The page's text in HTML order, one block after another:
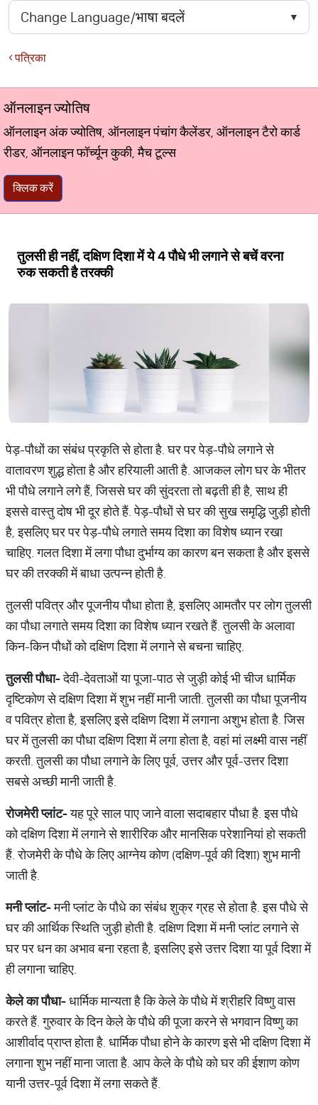
पत्रिका
ऑनलाइन ज्योतिष
ऑनलाइन अंक ज्योतिष, ऑनलाइन पंचांग कैलेंडर, ऑनलाइन टैरो कार्ड
रीडर, ऑनलाइन फॉर्च्यून कुकी, मैच टूल्स
क्लिक करें
तुलसी ही नहीं, दक्षिण दिशा में ये 4 पौधे भी लगाने से बचें वरना
रुक सकती है तरक्की
पेड़-पौधों का संबंध प्रकृति से होता है. घर पर पेड़-पौधे लगाने से
वातावरण शुद्ध होता है और हरियाली आती है. आजकल लोग घर के भीतर
भी पौधे लगाने लगे हैं, जिससे घर की सुंदरता तो बढ़ती ही है, साथ ही
इससे वास्तु दोष भी दूर होते हैं. पेड़-पौधों से घर की सुख समृद्धि जुड़ी होती
है, इसलिए घर पर पेड़-पौधे लगाते समय दिशा का विशेष ध्यान रखा
चाहिए. गलत दिशा में लगा पौधा दुर्भाग्य का कारण बन सकता है और इससे
घर की तरक्की में बाधा उत्पन्न होती है.
तुलसी पवित्र और पूजनीय पौधा होता है, इसलिए आमतौर पर लोग तुलसी
का पौधा लगाते समय दिशा का विशेष ध्यान रखते हैं. तुलसी के अलावा
किन-किन पौधों को दक्षिण दिशा में लगाने से बचना चाहिए.
तुलसी पौधा-देवी-देवताओं या पूजा-पाठ से जुड़ी कोई भी चीज धार्मिक
दृष्टिकोण से दक्षिण दिशा में शुभ नहीं मानी जाती. तुलसी का पौधा पूजनीय
व पवित्र होता है, इसलिए इसे दक्षिण दिशा में लगाना अशुभ होता है. जिस
घर में तुलसी का पौधा दक्षिण दिशा में लगा होता है, वहां मां लक्ष्मी वास नहीं
करती. तुलसी का पौधा लगाने के लिए पूर्व, उत्तर और पूर्व-उत्तर दिशा
सबसे अच्छी मानी जाती है.
रोजमेरी प्लांट-यह पूरे साल पाए जाने वाला सदाबहार पौधा है. इस पौधे
को दक्षिण दिशा में लगाने से शारीरिक और मानसिक परेशानियां हो सकती
हैं. रोजमेरी के पौधे के लिए आग्नेय कोण (दक्षिण-पूर्व की दिशा) शुभ मानी
जाती है.
मनी प्लांट-मनी प्लांट के पौधे का संबंध शुक्र ग्रह से होता है. इस पौधे से
घर की आर्थिक स्थिति जुड़ी होती है. दक्षिण दिशा में मनी प्लांट लगाने से
घर पर धन का अभाव बना रहता है, इसलिए इसे उत्तर दिशा या पूर्व दिशा में
ही लगाना चाहिए.
केले का पौधा-धार्मिक मान्यता है कि केले के पौधे में श्रीहरि विष्णु वास
करते हैं. गुरुवार के दिन केले के पौधे की पूजा करने से भगवान विष्णु का
आशीर्वाद प्राप्त होता है. धार्मिक पौधा होने के कारण इसे भी दक्षिण दिशा में
लगाना शुभ नहीं माना जाता है. आप केले के पौधे को घर की ईशाण कोण
यानी उत्तर-पूर्व दिशा में लगा सकते हैं.